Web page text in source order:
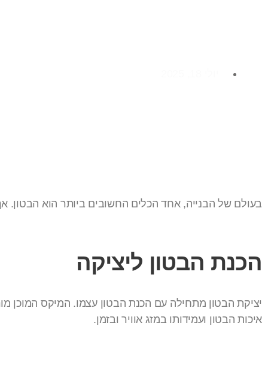
בעולם של הבנייה, אחד הכלים החשובים ביותר הוא הבטון.
הכנת הבטון ליציקה
יציקת הבטון מתחילה עם הכנת הבטון עצמו. המיקס המוכן
איכות הבטון ועמידותו במזג אוויר ובזמן.